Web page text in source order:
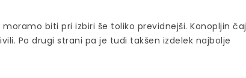
biti pri izbiri še toliko previdnejši. Konopljin čaj
Po drugi strani pa je tudi takšen izdelek najbolje